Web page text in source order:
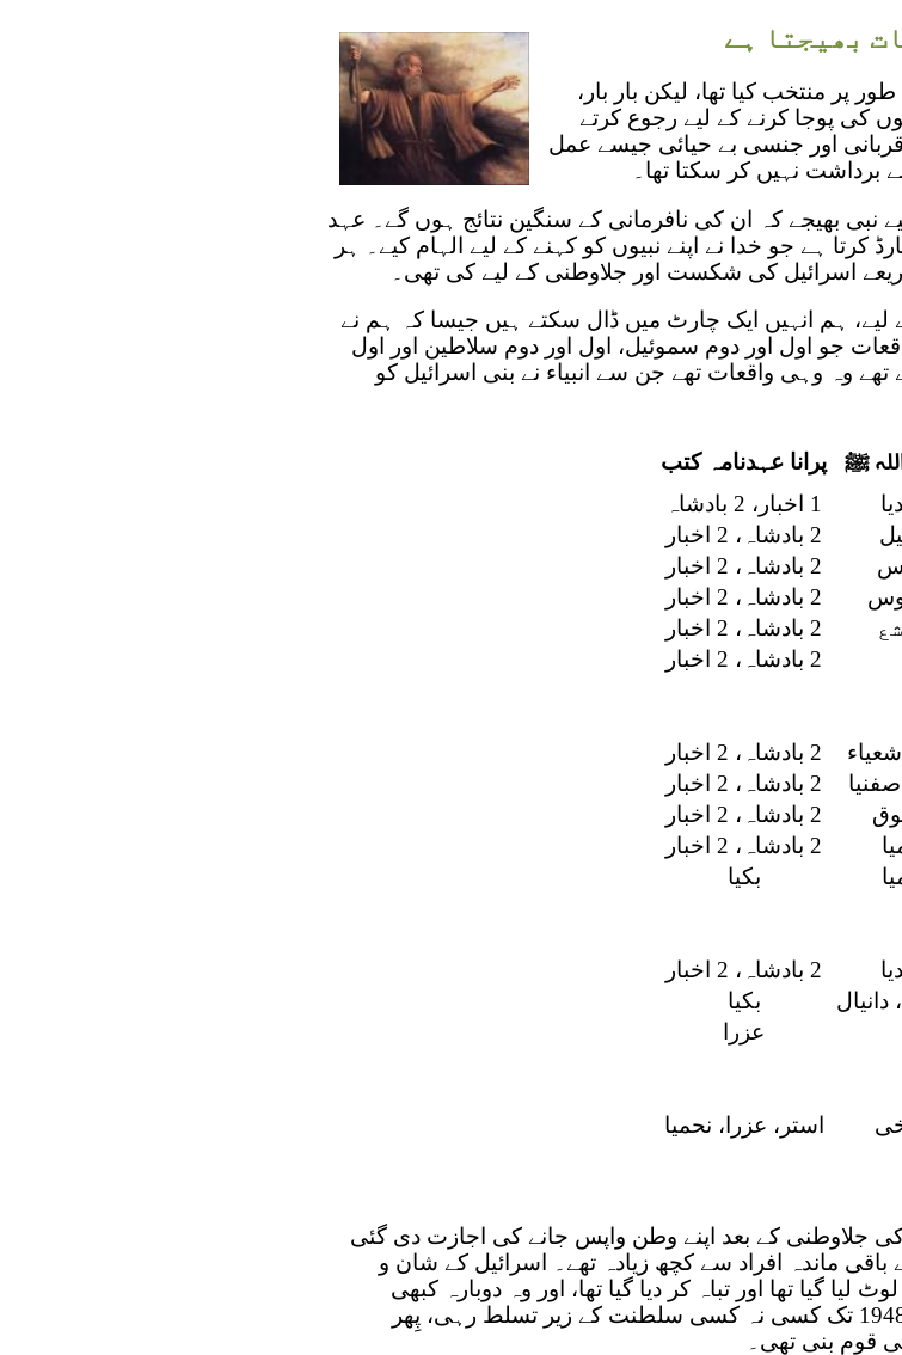
بھیجتا ہے
پر منتخب کیا تھا، لیکن بار بار،
کی پوجا کرنے کے لیے رجوع کرتے
اور جنسی بے حیائی جیسے عمل
برداشت نہیں کر سکتا تھا۔
نبی بھیجے کہ ان کی نافرمانی کے سنگین نتائج ہوں گے۔ عہد
کرتا ہے جو خدا نے اپنے نبیوں کو کہنے کے لیے الہام کیے۔ ہر
اسرائیل کی شکست اور جلاوطنی کے لیے کی تھی۔
لیے، ہم انہیں ایک چارٹ میں ڈال سکتے ہیں جیسا کہ ہم نے
جو اول اور دوم سموئیل، اول اور دوم سلاطین اور اول
تھے وہ وہی واقعات تھے جن سے انبیاء نے بنی اسرائیل کو
ﷺ
پرانا عہدنامہ کتب
1 اخبار، 2 بادشاہ
2 بادشاہ، 2 اخبار
2 بادشاہ، 2 اخبار
2 بادشاہ، 2 اخبار
2 بادشاہ، 2 اخبار
2 بادشاہ، 2 اخبار
2 بادشاہ، 2 اخبار
2 بادشاہ، 2 اخبار
2 بادشاہ، 2 اخبار
2 بادشاہ، 2 اخبار
بکیا
2 بادشاہ، 2 اخبار
دانیال
بکیا
عزرا
استر، عزرا، نحمیا
کی جلاوطنی کے بعد اپنے وطن واپس جانے کی اجازت دی گئی
ماندہ افراد سے کچھ زیادہ تھے۔ اسرائیل کے شان و
گیا تھا اور تباہ کر دیا گیا تھا، اور وہ دوبارہ کبھی
حکومت نہیں کریں گے۔ ان کی سرزمین 1948 تک کسی نہ کسی سلطنت کے زیر تسلط رہی، پِھر
قوم بنی تھی۔